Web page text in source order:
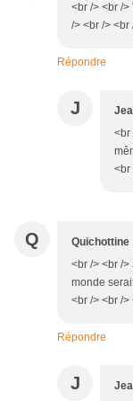
<br /> <br /
/> <br /> <br
Répondre
J
<br
<br
Q Quichottine
<br /> <br /
monde
<br /> <br />
Répondre
J